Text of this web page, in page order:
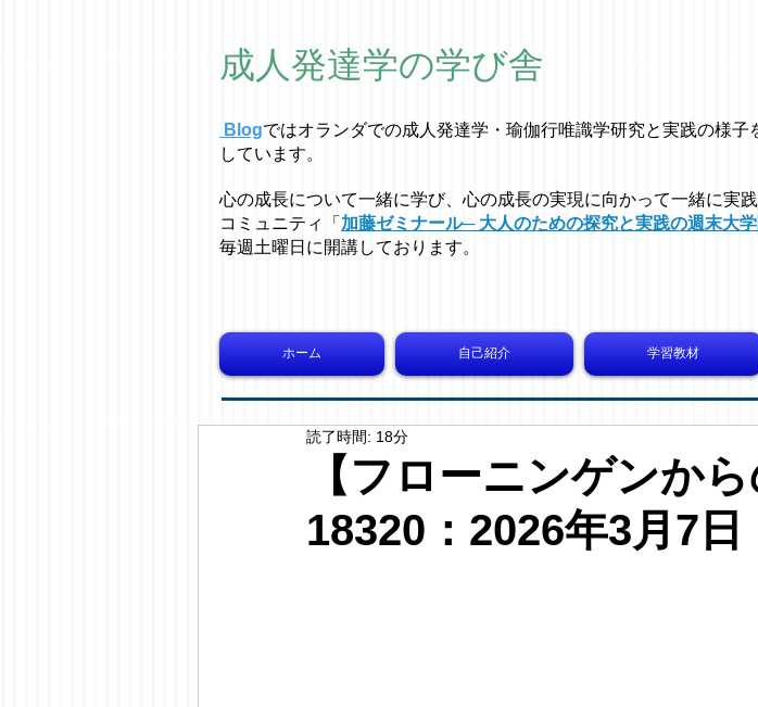
成人発達学の学び舎
Blogではオラ ンダでの成人発達学・ 瑜伽行唯識学研究と実践の様子
しています。
心の成長について一緒に学び、心の成長の実現に向かって一緒に実践
コミュニティ「 加藤ゼミナール─ 大人のための探究と実践の週末大
毎週土曜日に開講しております。
ホーム 自己紹介 学習教材
【フローニンゲンか
18320：2026年3月7日
読了時間: 18分